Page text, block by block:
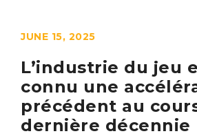
JUNE 15, 2025
L’industrie du jeu
connu une
précédent au
dernière décennie